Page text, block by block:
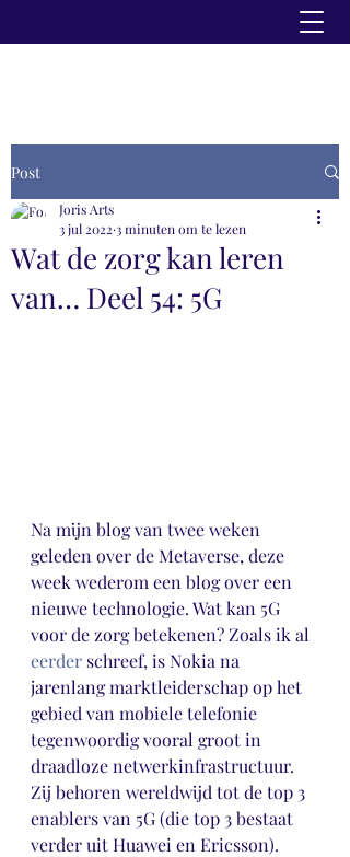
Post
Wat de zorg kan leren
van… Deel 54: 5G
Joris Arts
3 jul 2022 3 minuten om te lezen
Na mijn blog van twee weken
geleden over de Metaverse, deze
week wederom een blog over een
nieuwe technologie. Wat kan 5G
voor de zorg betekenen? Zoals ik al
eerder schreef, is Nokia na
jarenlang marktleiderschap op het
gebied van mobiele telefonie
tegenwoordig vooral groot in
draadloze netwerkinfrastructuur.
Zij behoren wereldwijd tot de top 3
enablers van 5G (die top 3 bestaat
verder uit Huawei en Ericsson).